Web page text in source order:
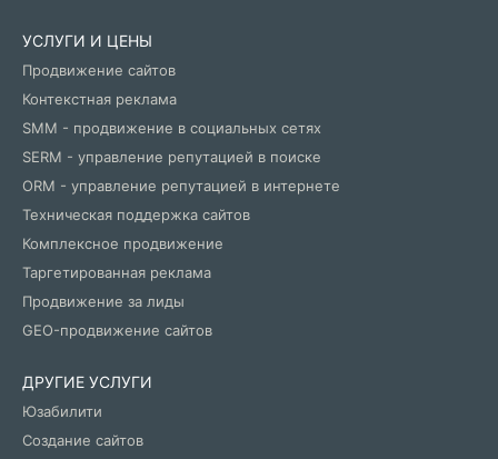
УСЛУГИ И ЦЕНЫ
Продвижение сайтов
Контекстная реклама
SMM - продвижение в социальных сетях
SERM - управление репутацией в поиске
ORM - управление репутацией в интернете
Техническая поддержка сайтов
Комплексное продвижение
Таргетированная реклама
Продвижение за лиды
GEO-продвижение сайтов
ДРУГИЕ УСЛУГИ
Юзабилити
Создание сайтов